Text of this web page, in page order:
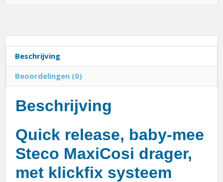
Beschrijving
Beoordelingen (0)
Beschrijving
Quick release, baby-mee
Steco MaxiCosi drager,
met klickfix systeem